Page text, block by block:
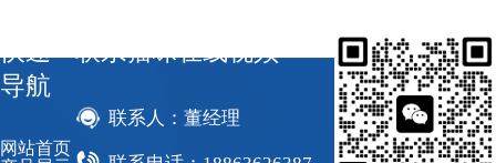
快速
导航
网站首页
联系猫咪在线视频
联系人：董经理